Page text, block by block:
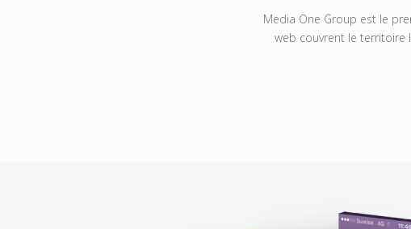
Media One Group est le
web couvrent le territoire